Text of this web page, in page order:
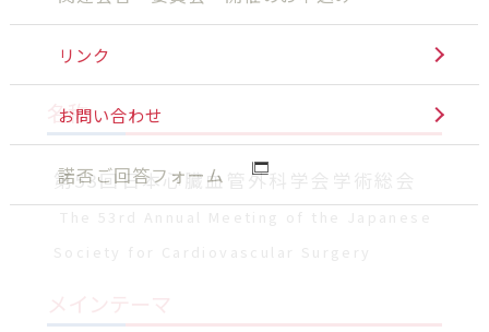
リンク
お問い合わせ
諾否ご回答フォーム
名称
第53回日本心臓血管外科学会学術総会